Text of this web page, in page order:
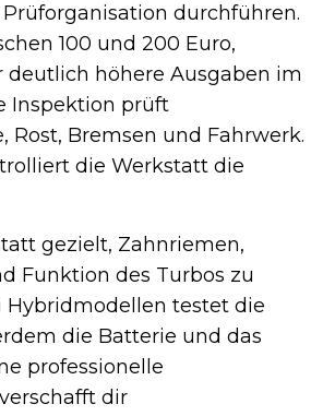
durchführen.
100 und 200 Euro,
deutlich höhere Ausgaben im
Inspektion prüft
Rost, Bremsen und Fahrwerk.
die Werkstatt die
gezielt, Zahnriemen,
Funktion des Turbos zu
Hybridmodellen testet die
die Batterie und das
professionelle
dir